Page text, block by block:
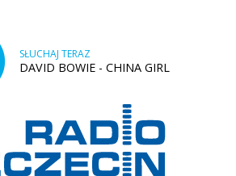
SŁUCHAJ TERAZ
DAVID BOWIE - CHINA GIRL